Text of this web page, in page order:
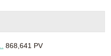
868,641 PV